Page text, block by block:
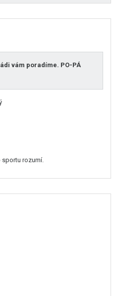
vám poradíme. PO-PÁ
rozumí.